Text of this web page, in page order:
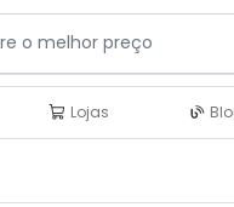
Lojas